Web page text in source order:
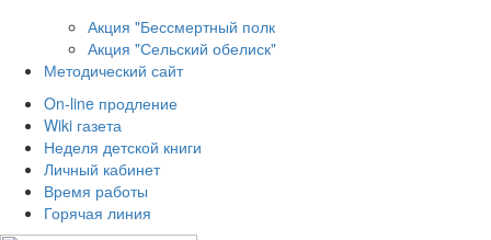
Акция "Бессмертный полк
Акция "Сельский обелиск"
Методический сайт
On-line продление
Wiki газета
Неделя детской книги
Личный кабинет
Время работы
Горячая линия